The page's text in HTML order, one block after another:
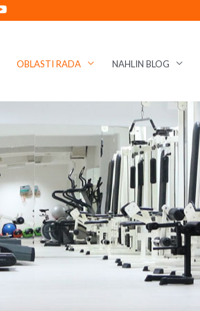
OBLASTI RADA NAHLIN BLOG